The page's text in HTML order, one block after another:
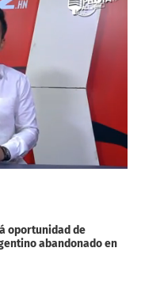
oportunidad de
abandonado en